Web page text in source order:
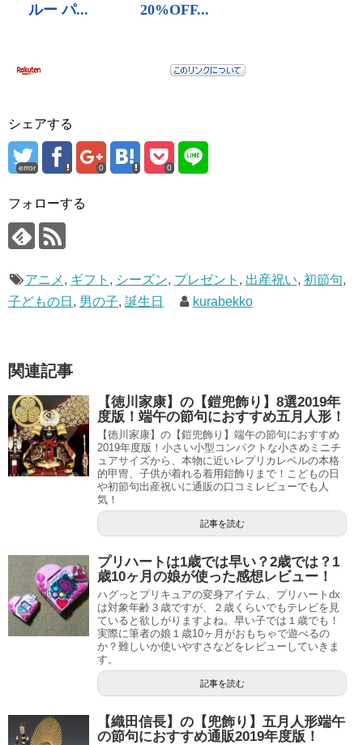
シェアする
error 0 0
フォローする
アニメ , ギフト , シーズン, プレゼント , 出産祝い, 初節句,
子どもの日 , 男の子, 誕生日 kurabekko
関連記事
【徳川家康】の【鎧兜飾り】8選2019年
度版！端午の節句におすすめ五月人形！
【徳川家康】の【鎧兜飾り】端午の節句におすすめ
2019年度版！小さい小型コンパクトな小さめミニチ
ュアサイズから、本物に近いレプリカレベルの本格
的甲冑、子供が着れる着用鎧飾りまで！こどもの日
や初節句出産祝いに通販の口コミレビューでも人
気！
記事を読む
プリハートは1歳では早い？2歳では？1
歳10ヶ月の娘が使った感想レビュー！
ハグっとプリキュアの変身アイテム、プリハートdx
は対象年齢３歳ですが、２歳くらいでもテレビを見
ていると欲しがりますよね。早い子では１歳でも！
実際に筆者の娘１歳10ヶ月がおもちゃで遊べるの
か？難しいか使いやすさなどをレビューしていきま
す。
記事を読む
【織田信長】の【兜飾り】五月人形端午
の節句におすすめ通販2019年度版！